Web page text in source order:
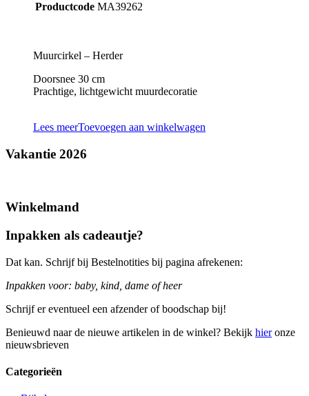
Productcode MA39262
Muurcirkel – Herder
Doorsnee 30 cm
Prachtige, lichtgewicht muurdecoratie
Lees meerToevoegen aan winkelwagen
Vakantie 2026
Winkelmand
Inpakken als cadeautje?
Dat kan. Schrijf bij Bestelnotities bij pagina afrekenen:
Inpakken voor: baby, kind, dame of heer
Schrijf er eventueel een afzender of boodschap bij!
Benieuwd naar de nieuwe artikelen in de winkel? Bekijk hieronze
nieuwsbrieven
Categorieën